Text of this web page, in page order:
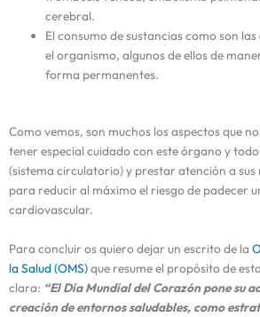
cerebral.
El consumo de sustancias como son las
el organismo, algunos de ellos de
forma permanentes.
Como vemos, son muchos los aspectos que
tener especial cuidado con este órgano y
(sistema circulatorio) y prestar atención a
para reducir al máximo el riesgo de padecer
cardiovascular.
Para concluir os quiero dejar un escrito de la
la Salud (OMS)que resume el propósito de
clara: “El Día Mundial del Corazón pone su
creación de entornos saludables, como